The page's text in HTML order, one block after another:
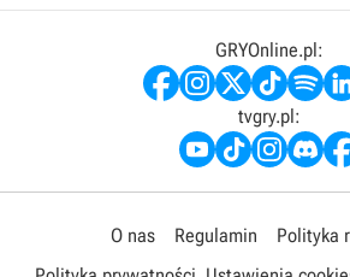
GRYOnline.pl:
tvgry.pl:
O nas Regulamin
Polityka